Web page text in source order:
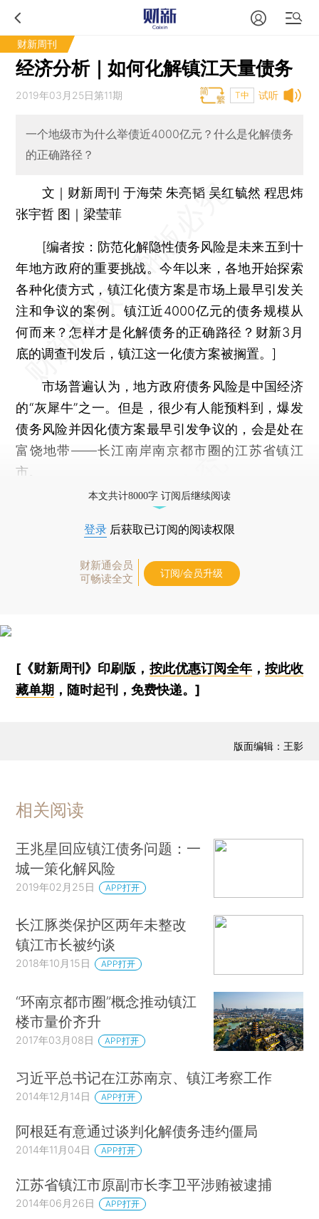
财新周刊
经济分析｜如何化解镇江天量债务
试听
2019年03月25日第11期 T中
一个地级市为什么举债近4000亿元？什么是化解债务
的正确路径？
文｜财新周刊 于海荣 朱亮韬 吴红毓然 程思炜
张宇哲 图｜梁莹菲
[编者按： 防范化解隐性债务风险是未来五到十
年地方政府的重要挑战。今年以来，各地开始探索
各种化债方式，镇江化债方案是市场上最早引发关
注和争议的案例。镇江近4000亿元的债务规模从
何而来？怎样才是化解债务的正确路径？财新3月
底的调查刊发后，镇江这一化债方案被搁置。]
市场普遍认为，地方政府债务风险是中国经济
的“灰犀牛”之一。但是，很少有人能预料到，爆发
债务风险并因化债方案最早引发争议的，会是处在
富饶地带——长江南岸南京都市圈的江苏省镇江
市。
本文共计8000字 订阅后继续阅读
登录 后获取已订阅的阅读权限
财新通会员
可畅读全文
订阅/会员升级
[《财新周刊》印刷版， 按此优惠订阅全年， 按此收
藏单期 ，随时起刊，免费快递。]
版面编辑：王影
相关阅读
王兆星回应镇江债务问题：一
城一策化解风险
2019年02月25日 APP打开
长江豚类保护区两年未整改
镇江市长被约谈
2018年10月15日 APP打开
“环南京都市圈”概念推动镇江
楼市量价齐升
2017年03月08日 APP打开
习近平总书记在江苏南京、镇江考察工作
2014年12月14日 APP打开
阿根廷有意通过谈判化解债务违约僵局
2014年11月04日 APP打开
江苏省镇江市原副市长李卫平涉贿被逮捕
2014年06月26日 APP打开